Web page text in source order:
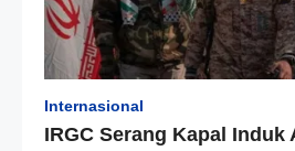
Internasional
IRGC Serang Kapal Induk